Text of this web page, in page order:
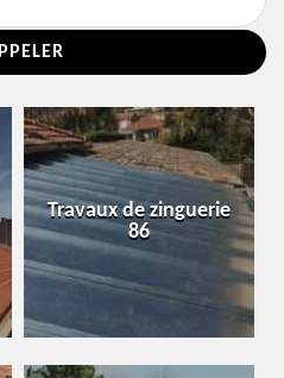
Travaux de zinguerie
86